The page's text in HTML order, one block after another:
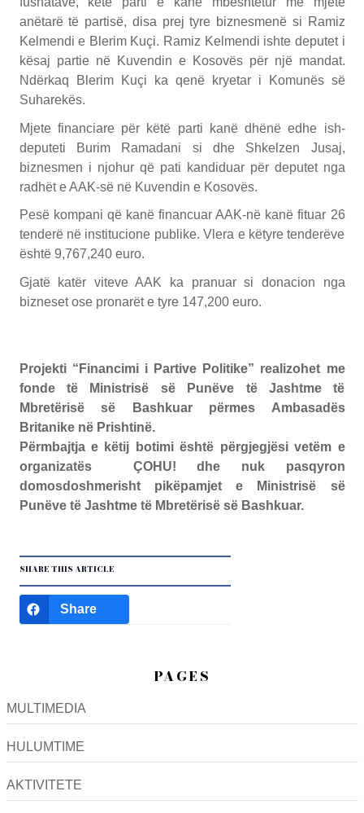
anëtarë të partisë, disa prej tyre biznesmenë si Ramiz
Kelmendi e Blerim Kuçi. Ramiz Kelmendi ishte deputet i
kësaj partie në Kuvendin e Kosovës për një mandat.
Ndërkaq Blerim Kuçi ka qenë kryetar i Komunës së
Suharekës.
Mjete financiare për këtë parti kanë dhënë edhe ish-
deputeti Burim Ramadani si dhe Shkelzen Jusaj,
biznesmen i njohur që pati kandiduar për deputet nga
radhët e AAK-së në Kuvendin e Kosovës.
Pesë kompani që kanë financuar AAK-në kanë fituar 26
tenderë në institucione publike. Vlera e këtyre tenderëve
është 9,767,240 euro.
Gjatë katër viteve AAK ka pranuar si donacion nga
bizneset ose pronarët e tyre 147,200 euro.
Projekti “Financimi i Partive Politike” realizohet me
fonde të Ministrisë së Punëve të Jashtme të
Mbretërisë së Bashkuar përmes Ambasadës
Britanike në Prishtinë.
Përmbajtja e këtij botimi është përgjegjësi vetëm e
organizatës ÇOHU! dhe nuk pasqyron
domosdoshmerisht pikëpamjet e Ministrisë së
Punëve të Jashtme të Mbretërisë së Bashkuar.
SHARE THIS ARTICLE
Share
PAGES
MULTIMEDIA
HULUMTIME
AKTIVITETE